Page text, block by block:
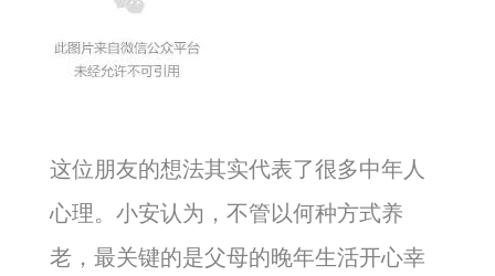
这位朋友的想法其实代表了很多中年人
心理。小安认为，不管以何种方式养
老，最关键的是父母的晚年生活开心幸